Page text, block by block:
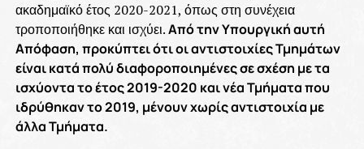
ακαδημαϊκό έτος 2020-2021, όπως στη συνέχεια
τροποποιήθηκε και ισχύει.Από την Υπουργική αυτή
Απόφαση, προκύπτει ότι οι αντιστοιχίες Τμημάτων
είναι κατά πολύ διαφοροποιημένες σε σχέση με τα
ισχύοντα το έτος 2019-2020 και νέα Τμήματα που
ιδρύθηκαν το 2019, μένουν χωρίς αντιστοιχία με
άλλα Τμήματα.